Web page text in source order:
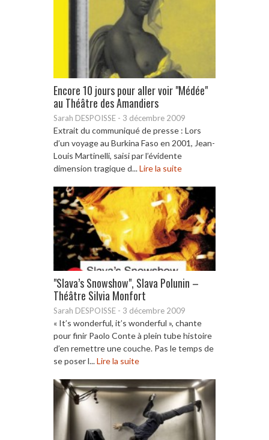
Encore 10 jours pour aller voir "Médée"
au Théâtre des Amandiers
Sarah DESPOISSE - 3 décembre 2009
Extrait du communiqué de presse : Lors
d’un voyage au Burkina Faso en 2001, Jean-
Louis Martinelli, saisi par l’évidente
dimension tragique d...Lire la suite
"Slava’s Snowshow", Slava Polunin –
Théâtre Silvia Monfort
Sarah DESPOISSE - 3 décembre 2009
« It’s wonderful, it’s wonderful », chante
pour finir Paolo Conte à plein tube histoire
d’en remettre une couche. Pas le temps de
se poser l...Lire la suite